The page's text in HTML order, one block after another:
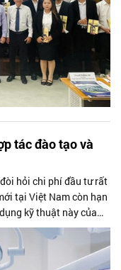
tác đào tạo và
hỏi chi phí đầu tư rất
tại Việt Nam còn hạn
kỹ thuật này của
càng tăng.